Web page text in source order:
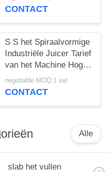
van het
CONTACT
S S het Spiraalvormige
Industriële Juicer Tarief
van het Machine Hoge
Sap voor
Tomaten/Gember
negotiable MOQ:1 set
CONTACT
Alle
slab het vullen